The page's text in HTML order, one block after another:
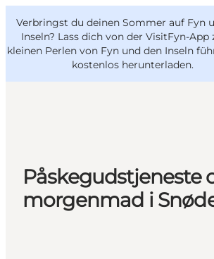
Verbringst du deinen Sommer auf Fyn
Inseln? Lass dich von der VisitFyn-App
kleinen Perlen von Fyn und den Inseln
kostenlos herunterladen.
Outdoor & bike
Essen & trinken
Übernachtung
VisitFyn
Deutsch
Påskegudstjeneste
morgenmad i